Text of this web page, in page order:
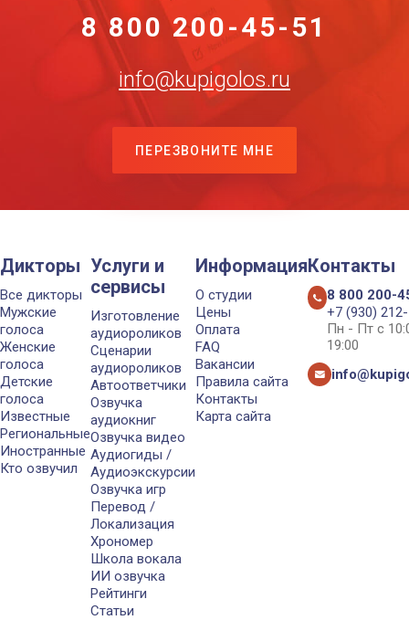
8 800 200-45-51
info@kupigolos.ru
ПЕРЕЗВОНИТЕ МНЕ
Дикторы
Все дикторы
Мужские
голоса
Женские
голоса
Детские
голоса
Известные
Региональные
Иностранные
Кто озвучил
Услуги и
сервисы
Изготовление
аудиороликов
Сценарии
аудиороликов
Автоответчики
Озвучка
аудиокниг
Озвучка видео
Аудиогиды /
Аудиоэкскурсии
Озвучка игр
Перевод /
Локализация
Хрономер
Школа вокала
ИИ озвучка
Рейтинги
Статьи
Информация
О студии
Цены
Оплата
FAQ
Вакансии
Правила сайта
Контакты
Карта сайта
Контакты
8 800 200-
+7 (930)
Пн - Пт с
19:00